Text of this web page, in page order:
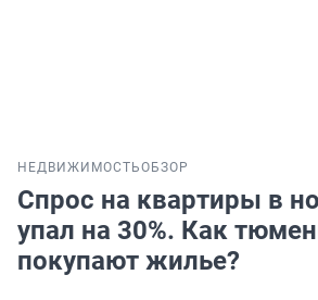
НЕДВИЖИМОСТЬОБЗОР
Спрос на квартиры в
упал на 30%. Как
покупают жилье?